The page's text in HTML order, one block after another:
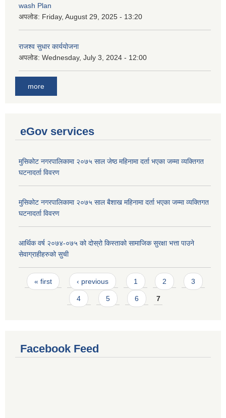
wash Plan
अपलोड: Friday, August 29, 2025 - 13:20
राजश्व सुधार कार्ययोजना
अपलोड: Wednesday, July 3, 2024 - 12:00
more
eGov services
मुसिकोट नगरपालिकामा २०७५ साल जेष्ठ महिनामा दर्ता भएका जम्मा व्यक्तिगत
घटनादर्ता विवरण
मुसिकोट नगरपालिकामा २०७५ साल बैशाख महिनामा दर्ता भएका जम्मा व्यक्तिगत
घटनादर्ता विवरण
आर्थिक वर्ष २०७४-०७५ को दोस्रो किस्ताको सामाजिक सुरक्षा भत्ता पाउने
सेवाग्राहीहरुको सुची
Pages
« first ‹ previous 1 2 3
4 5 6 7
Facebook Feed